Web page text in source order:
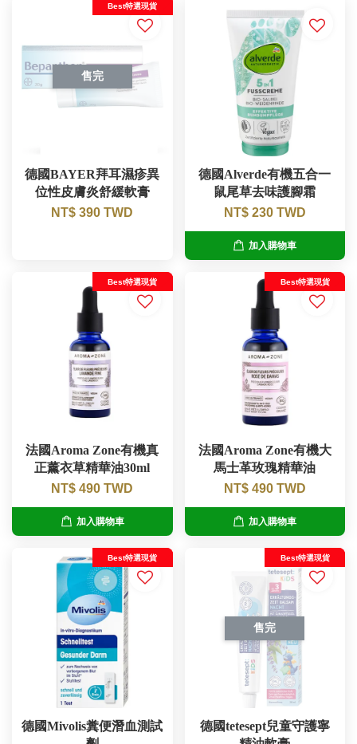
售完
Best特選現貨
德國BAYER拜耳濕疹異
位性皮膚炎舒緩軟膏
NT$ 390 TWD
德國Alverde有機五合一
鼠尾草去味護腳霜
NT$ 230 TWD
加入購物車
Best特選現貨
法國Aroma Zone有機真
正薰衣草精華油30ml
NT$ 490 TWD
加入購物車
Best特選現貨
法國Aroma Zone有機大
馬士革玫瑰精華油
NT$ 490 TWD
加入購物車
Best特選現貨
德國Mivolis糞便潛血測試
售完
Best特選現貨
德國tetesept兒童守護寧